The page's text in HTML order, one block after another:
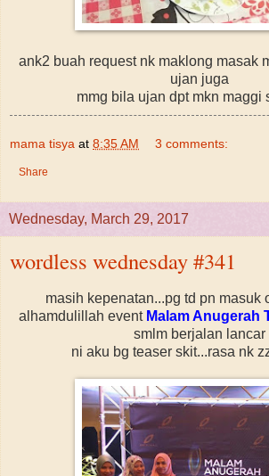
ank2 buah request nk maklong masak
ujan juga
mmg bila ujan dpt mkn maggi
mama tisya at 8:35 AM 3 comments:
Share
Wednesday, March 29, 2017
wordless wednesday #341
masih kepenatan...pg td pn masuk
alhamdulillah event Malam Anugerah
smlm berjalan lancar
ni aku bg teaser skit...rasa nk